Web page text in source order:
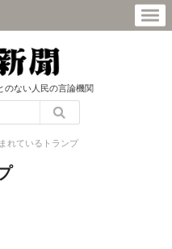
のない人民の言論機関
れているトランプ